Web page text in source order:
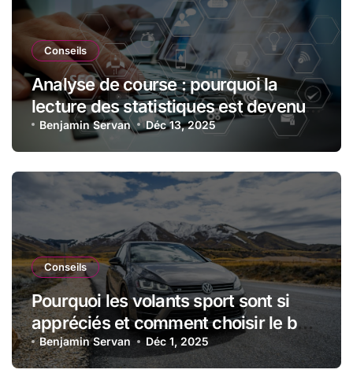
Conseils
Analyse de course : pourquoi la
lecture des statistiques est devenue
essentielle en sport automobile
Benjamin Servan Déc 13, 2025
Conseils
Pourquoi les volants sport sont si
appréciés et comment choisir le bon
modèle
Benjamin Servan Déc 1, 2025